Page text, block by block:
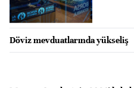
Döviz mevduatlarında yükseliş